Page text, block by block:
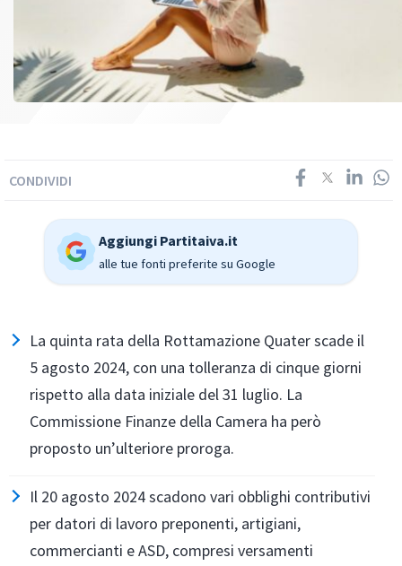
CONDIVIDI
Aggiungi Partitaiva.it
alle tue fonti preferite su Google
La quinta rata della Rottamazione Quater scade il
5 agosto 2024, con una tolleranza di cinque giorni
rispetto alla data iniziale del 31 luglio. La
Commissione Finanze della Camera ha però
proposto un’ulteriore proroga.
Il 20 agosto 2024 scadono vari obblighi contributivi
per datori di lavoro preponenti, artigiani,
commercianti e ASD, compresi versamenti